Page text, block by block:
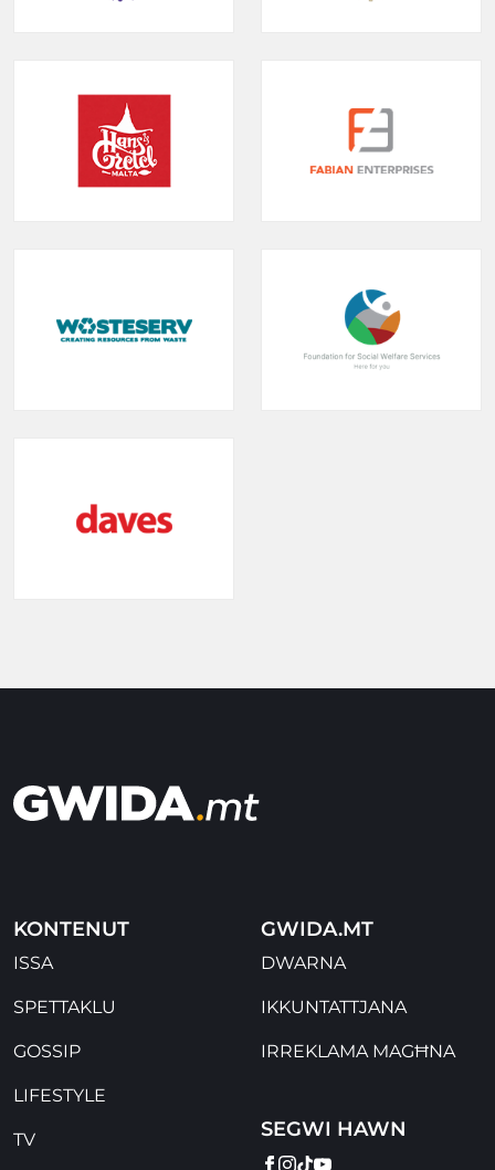
KONTENUT
ISSA
SPETTAKLU
GOSSIP
LIFESTYLE
TV
GWIDA.MT
DWARNA
IKKUNTATTJANA
IRREKLAMA MAGĦNA
SEGWI HAWN
FACEBOOK
INSTAGRAM
TIKTOK
YOUTUBE